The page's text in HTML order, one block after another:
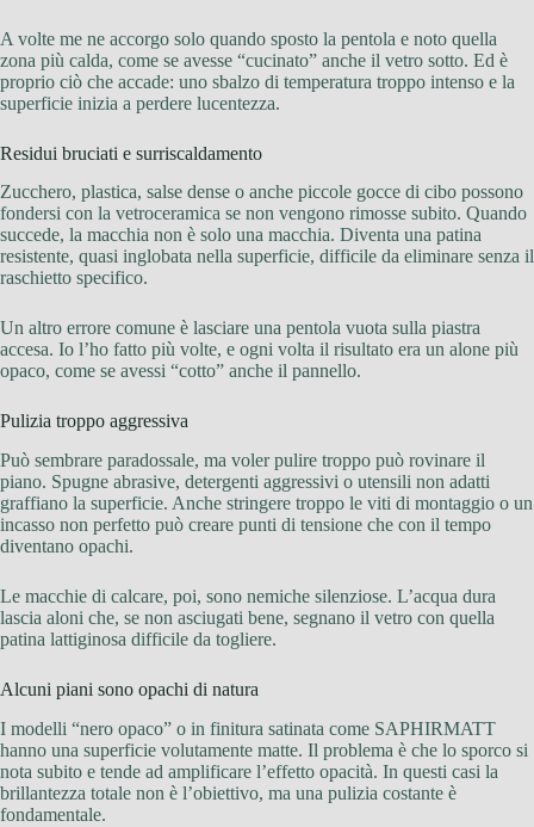
A volte me ne accorgo solo quando sposto la pentola e noto quella
zona più calda, come se avesse “cucinato” anche il vetro sotto. Ed è
proprio ciò che accade: uno sbalzo di temperatura troppo intenso e la
superficie inizia a perdere lucentezza.
Residui bruciati e surriscaldamento
Zucchero, plastica, salse dense o anche piccole gocce di cibo possono
fondersi con la vetroceramica se non vengono rimosse subito. Quando
succede, la macchia non è solo una macchia. Diventa una patina
resistente, quasi inglobata nella superficie, difficile da eliminare senza il
raschietto specifico.
Un altro errore comune è lasciare una pentola vuota sulla piastra
accesa. Io l’ho fatto più volte, e ogni volta il risultato era un alone più
opaco, come se avessi “cotto” anche il pannello.
Pulizia troppo aggressiva
Può sembrare paradossale, ma voler pulire troppo può rovinare il
piano. Spugne abrasive, detergenti aggressivi o utensili non adatti
graffiano la superficie. Anche stringere troppo le viti di montaggio o un
incasso non perfetto può creare punti di tensione che con il tempo
diventano opachi.
Le macchie di calcare, poi, sono nemiche silenziose. L’acqua dura
lascia aloni che, se non asciugati bene, segnano il vetro con quella
patina lattiginosa difficile da togliere.
Alcuni piani sono opachi di natura
I modelli “nero opaco” o in finitura satinata come SAPHIRMATT
hanno una superficie volutamente matte. Il problema è che lo sporco si
nota subito e tende ad amplificare l’effetto opacità. In questi casi la
brillantezza totale non è l’obiettivo, ma una pulizia costante è
fondamentale.